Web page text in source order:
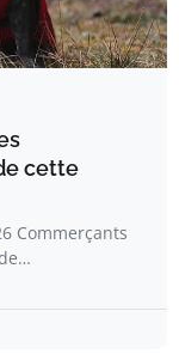
cette
Commerçants